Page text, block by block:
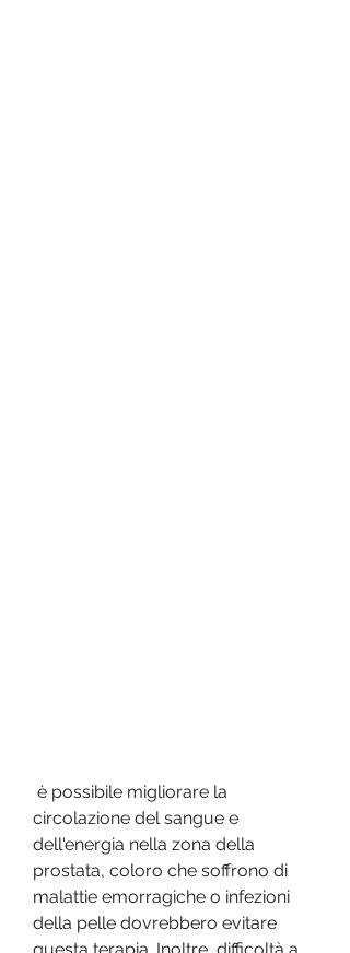
circolazione del sangue e
dell'energia nella zona della
prostata, coloro che soffrono di
malattie emorragiche o infezioni
della pelle dovrebbero evitare